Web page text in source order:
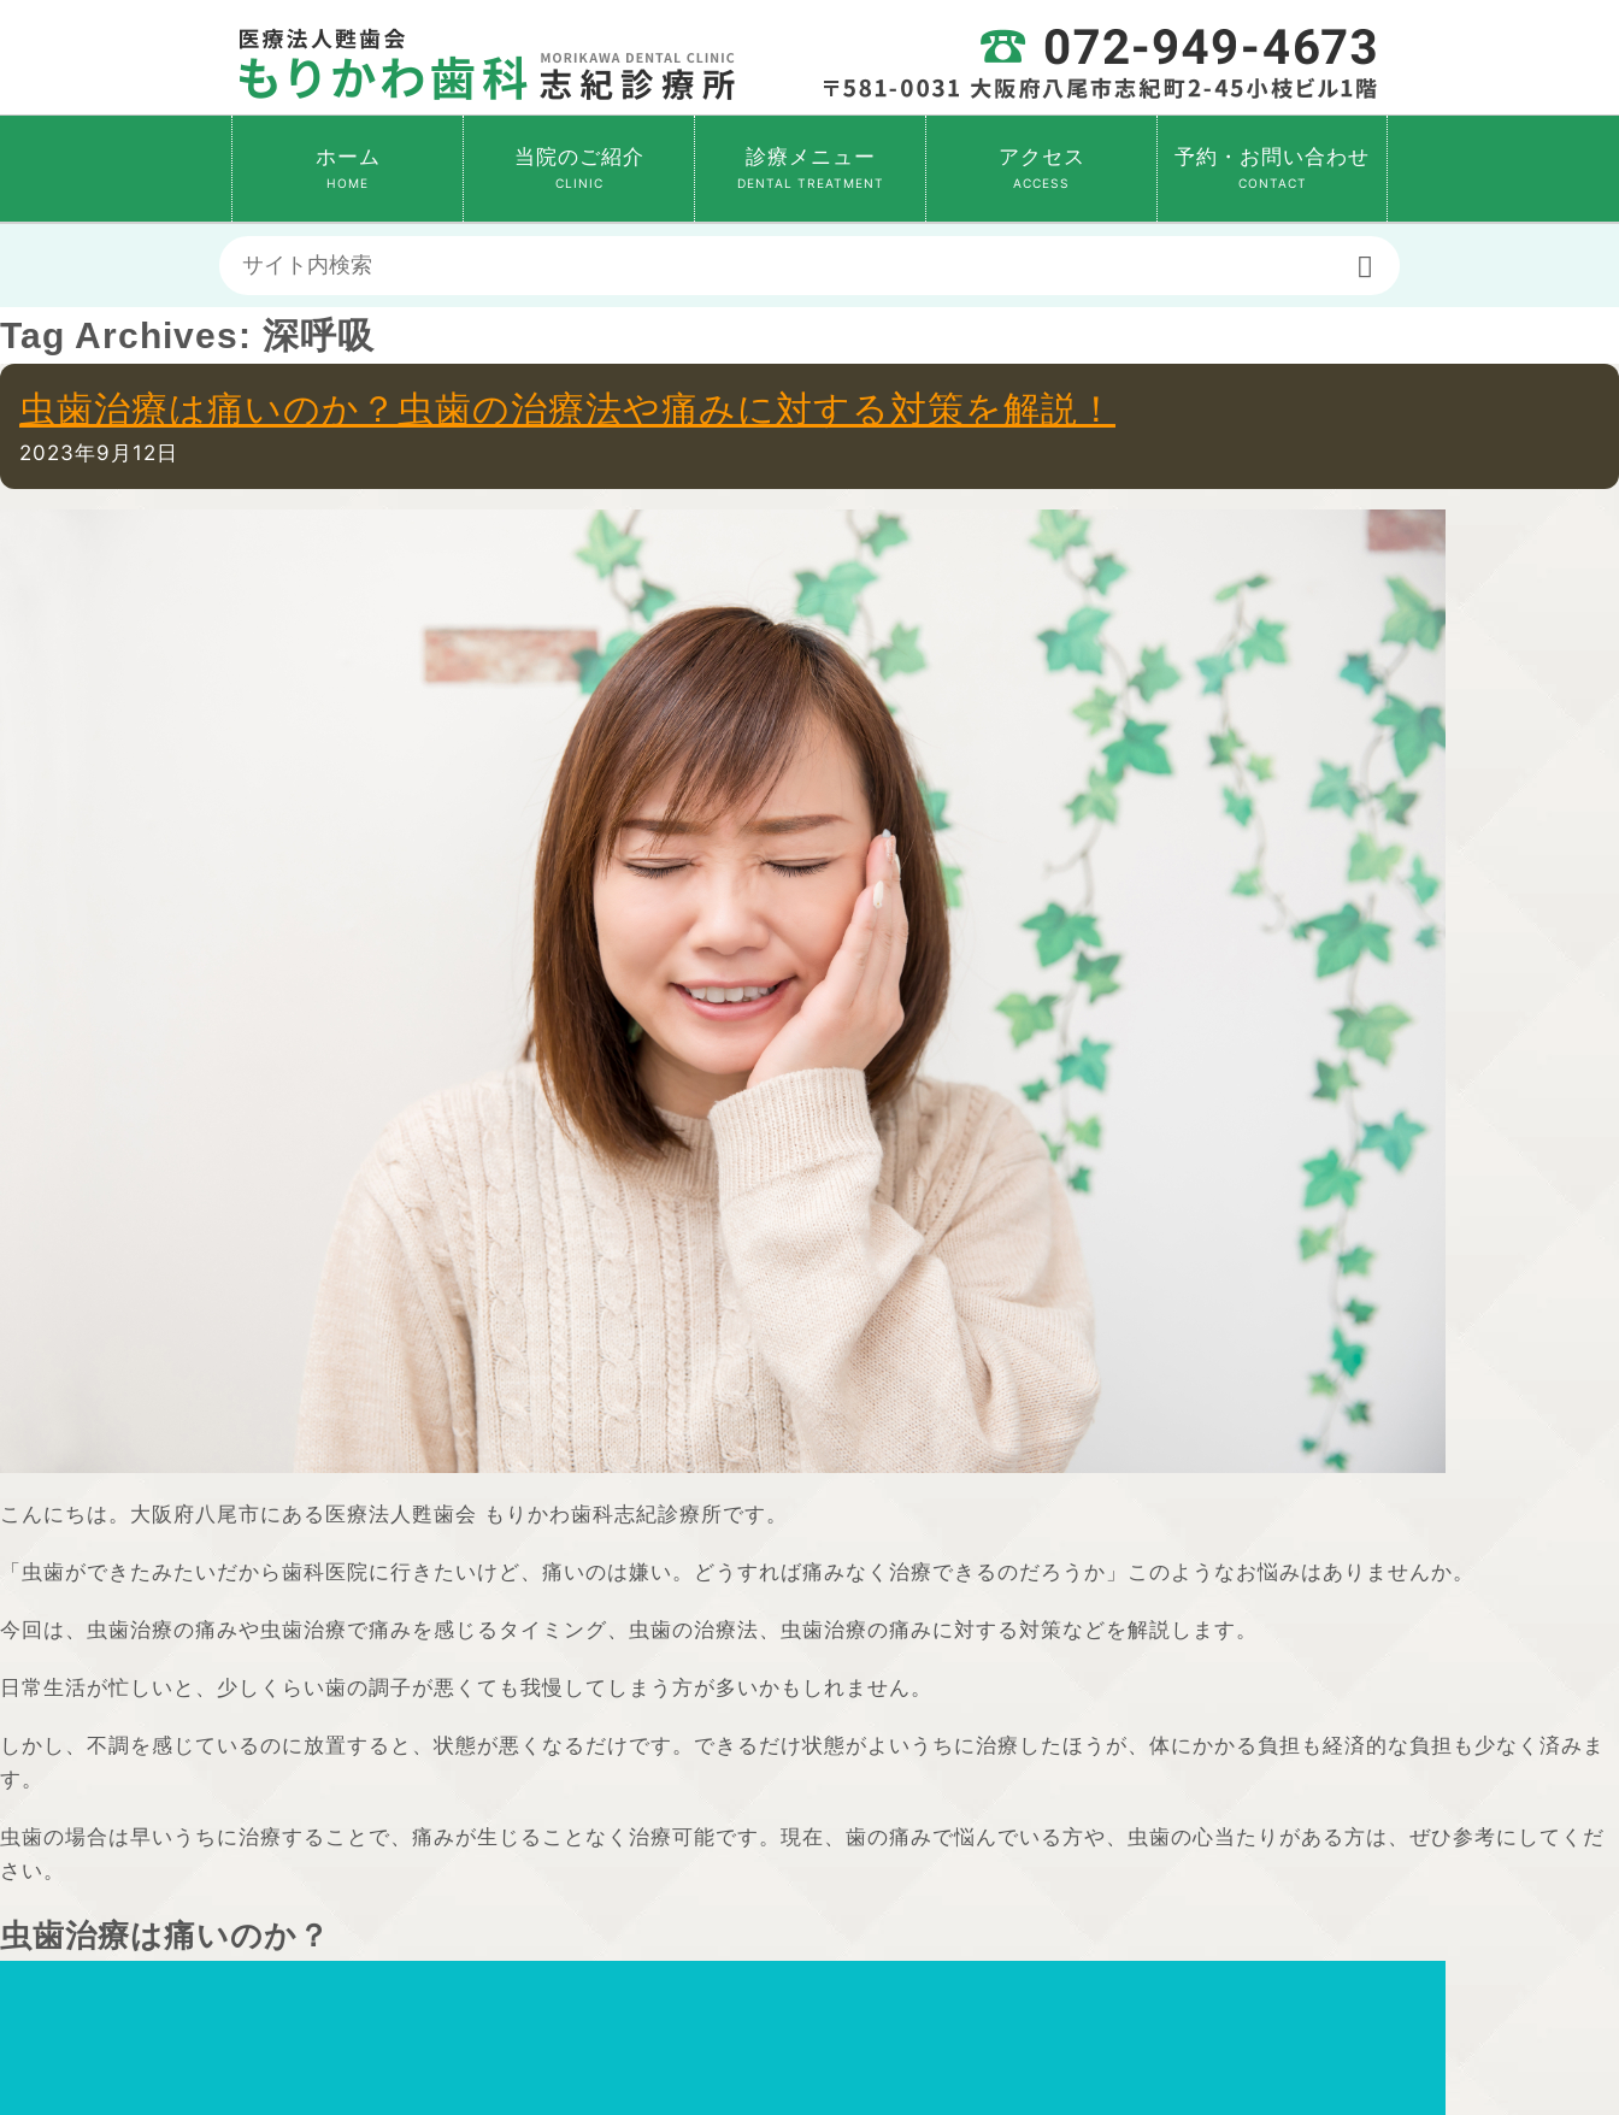
ホーム
HOME
当院のご紹介
CLINIC
診療メニュー
DENTAL TREATMENT
アクセス
ACCESS
予約・お問い合わせ
CONTACT
Tag Archives: 深呼吸
虫歯治療は痛いのか？虫歯の治療法や痛みに対する対策を解説！
2023年9月12日
こんにちは。大阪府八尾市にある医療法人甦歯会 もりかわ歯科志紀診療所です。
「虫歯ができたみたいだから歯科医院に行きたいけど、痛いのは嫌い。どうすれば痛みなく治療できるのだろうか」このようなお悩みはありませんか。
今回は、虫歯治療の痛みや虫歯治療で痛みを感じるタイミング、虫歯の治療法、虫歯治療の痛みに対する対策などを解説します。
日常生活が忙しいと、少しくらい歯の調子が悪くても我慢してしまう方が多いかもしれません。
しかし、不調を感じているのに放置すると、状態が悪くなるだけです。できるだけ状態がよいうちに治療したほうが、体にかかる負担も経済的な負担も少なく済みま
す。
虫歯の場合は早いうちに治療することで、痛みが生じることなく治療可能です。現在、歯の痛みで悩んでいる方や、虫歯の心当たりがある方は、ぜひ参考にしてくだ
さい。
虫歯治療は痛いのか？